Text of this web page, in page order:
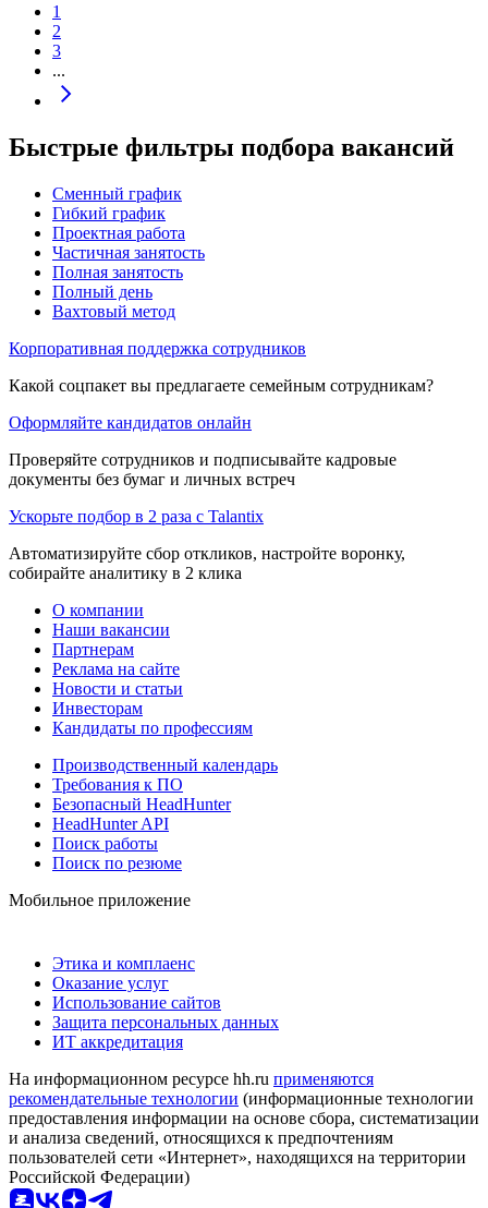
1
2
3
...
Быстрые фильтры подбора вакансий
Сменный график
Гибкий график
Проектная работа
Частичная занятость
Полная занятость
Полный день
Вахтовый метод
Корпоративная поддержка сотрудников
Какой соцпакет вы предлагаете семейным сотрудникам?
Оформляйте кандидатов онлайн
Проверяйте сотрудников и подписывайте кадровые
документы без бумаг и личных встреч
Ускорьте подбор в 2 раза с Talantix
Автоматизируйте сбор откликов, настройте воронку,
собирайте аналитику в 2 клика
О компании
Наши вакансии
Партнерам
Реклама на сайте
Новости и статьи
Инвесторам
Кандидаты по профессиям
Производственный календарь
Требования к ПО
Безопасный HeadHunter
HeadHunter API
Поиск работы
Поиск по резюме
Мобильное приложение
Этика и комплаенс
Оказание услуг
Использование сайтов
Защита персональных данных
ИТ аккредитация
На информационном ресурсе hh.ru применяются
рекомендательные технологии (информационные технологии
предоставления информации на основе сбора, систематизации
и анализа сведений, относящихся к предпочтениям
пользователей сети «Интернет», находящихся на территории
Российской Федерации)